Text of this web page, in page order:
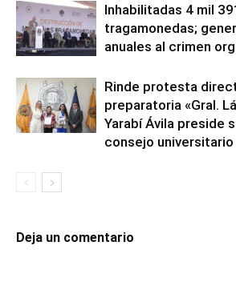
Inhabilitadas 4 mil
tragamonedas;
anuales al crimen
Rinde protesta
preparatoria «Gral.
Yarabí Ávila preside
consejo universitario
Deja un comentario